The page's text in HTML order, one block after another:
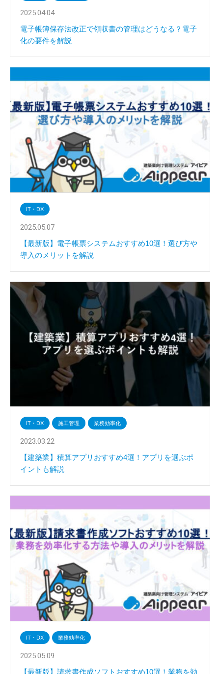
2025.04.04
電子帳簿保存法改正で領収書の管理はどうなる？電子
化の要件を解説
IT・DX
2025.05.07
【最新版】電子帳票システムおすすめ10選！選び方や
導入のメリットを解説
IT・DX 施工管理 業務効率化
2023.03.22
【建築業】積算アプリおすすめ4選！アプリを選ぶポ
イントも解説
IT・DX 業務効率化
2025.05.09
【最新版】請求書作成ソフトおすすめ10選！業務を効